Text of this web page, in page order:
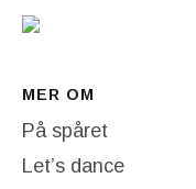
MER OM
På spåret
Let’s dance